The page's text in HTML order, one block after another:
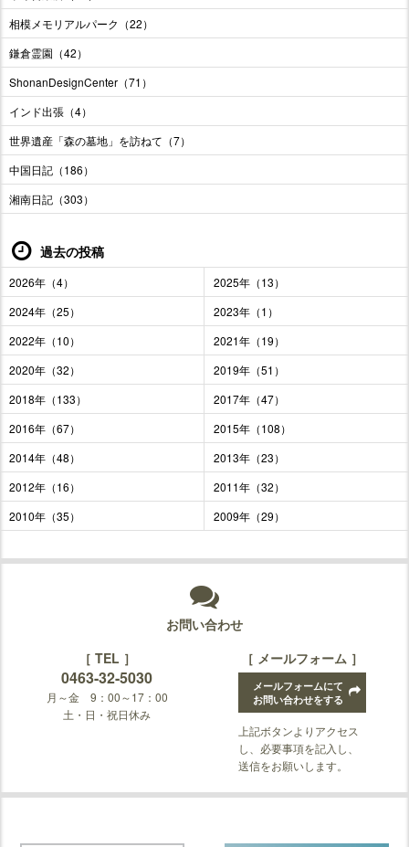
相模メモリアルパーク（22）
鎌倉霊園（42）
ShonanDesignCenter（71）
インド出張（4）
世界遺産「森の墓地」を訪ねて（7）
中国日記（186）
湘南日記（303）
過去の投稿
2026年（4）
2025年（13）
2024年（25）
2023年（1）
2022年（10）
2021年（19）
2020年（32）
2019年（51）
2018年（133）
2017年（47）
2016年（67）
2015年（108）
2014年（48）
2013年（23）
2012年（16）
2011年（32）
2010年（35）
2009年（29）
お問い合わせ
［ TEL ］
0463-32-5030
月～金 9：00～17：00
土・日・祝日休み
［ メールフォーム ］
メールフォームにて
お問い合わせをする
上記ボタンよりアクセス
し、必要事項を記入し、
送信をお願いします。